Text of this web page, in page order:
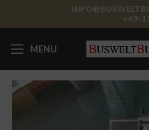
+49-
MENU